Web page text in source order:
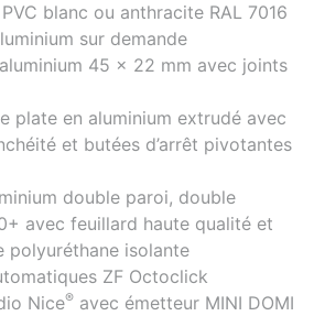
blanc ou anthracite RAL 7016
sur demande
45 x 22 mm avec joints
plate en aluminium extrudé avec
et butées d’arrêt pivotantes
double paroi, double
avec feuillard haute qualité et
polyuréthane isolante
ZF Octoclick
Nice® avec émetteur MINI DOMI